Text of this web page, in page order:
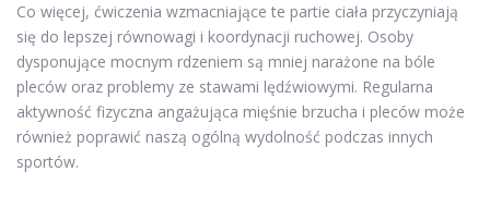
Co więcej, ćwiczenia wzmacniające te partie ciała przyczyniają
się do lepszej równowagi i koordynacji ruchowej. Osoby
dysponujące mocnym rdzeniem są mniej narażone na bóle
pleców oraz problemy ze stawami lędźwiowymi. Regularna
aktywność fizyczna angażująca mięśnie brzucha i pleców może
również poprawić naszą ogólną wydolność podczas innych
sportów.